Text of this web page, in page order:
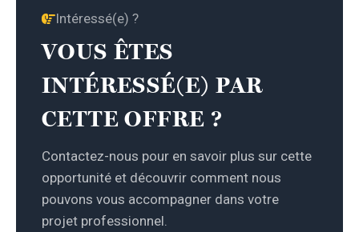
Intéressé(e) ?
VOUS ÊTES
INTÉRESSÉ(E) PAR
CETTE OFFRE ?
Contactez-nous pour en savoir plus sur cette
opportunité et découvrir comment nous
pouvons vous accompagner dans votre
projet professionnel.